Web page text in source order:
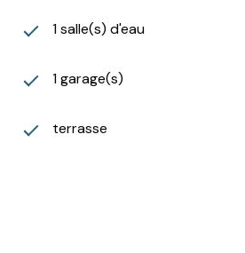
1 salle(s) d'eau
1 garage(s)
terrasse